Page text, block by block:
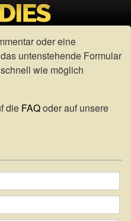
oder eine
untenstehende Formular
wie möglich
die FAQoder auf unsere